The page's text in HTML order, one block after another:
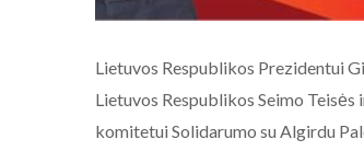
Lietuvos Respublikos Prezidentui
Lietuvos Respublikos Seimo
komitetui Solidarumo su Algirdu